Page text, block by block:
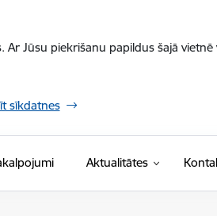
Jūsu piekrišanu papildus šajā
sīkdatnes
Aktualitātes